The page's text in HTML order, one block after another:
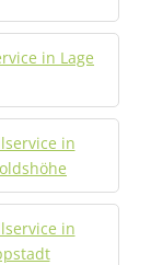
in Lage
in
in